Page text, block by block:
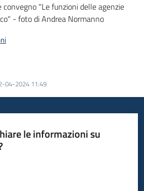
"Le funzioni delle agenzie
- foto di Andrea Normanno
04-2024 11:49
le informazioni su